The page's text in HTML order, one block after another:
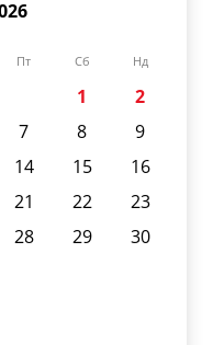
Пт Сб Нд
1
2
7 8
9
14 15
16
21 22
23
28 29
30